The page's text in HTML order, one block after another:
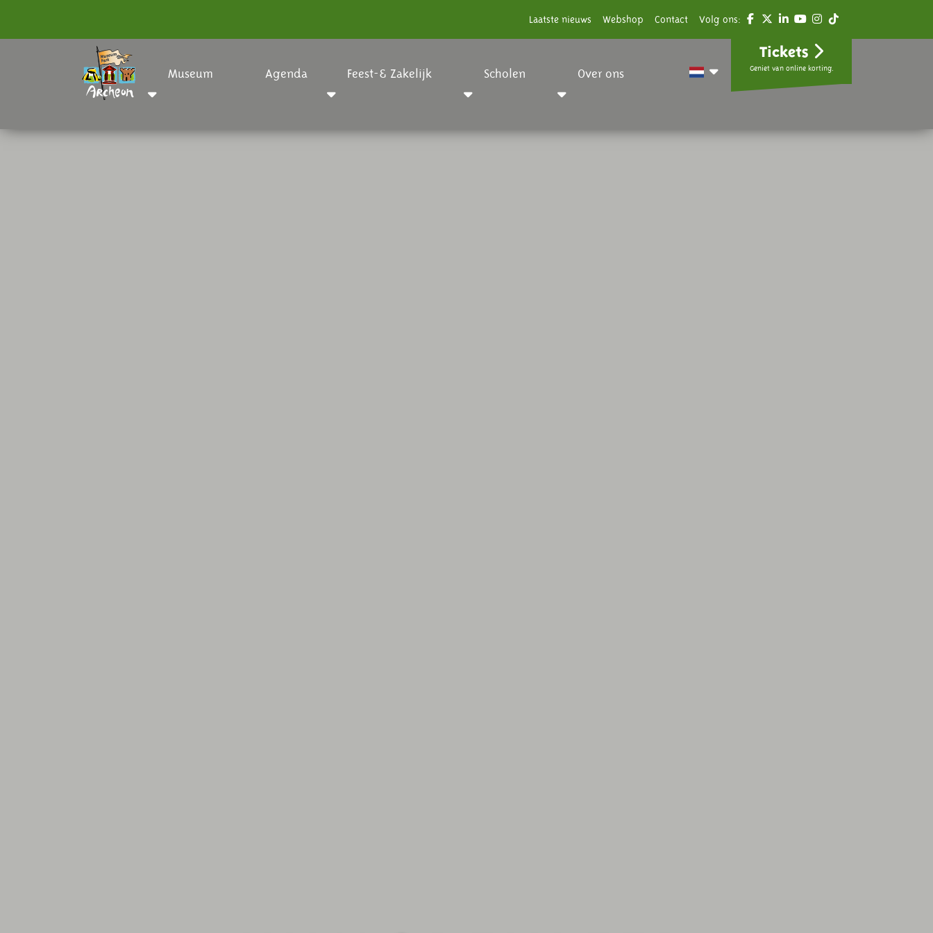
Laatste nieuws Webshop Contact Volg ons:
Museum Agenda Feest-& Zakelijk Scholen Over ons
Tickets
Geniet van online korting.